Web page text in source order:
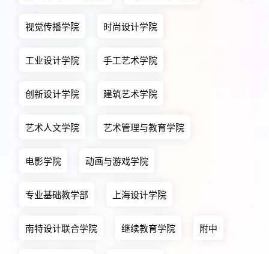
视觉传播学院 时尚设计学院
工业设计学院 手工艺术学院
创新设计学院 建筑艺术学院
艺术人文学院 艺术管理与教育学院
电影学院 动画与游戏学院
专业基础教学部 上海设计学院
南特设计联合学院 继续教育学院 附中